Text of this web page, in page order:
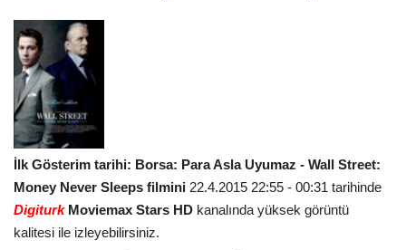
İlk Gösterim tarihi: Borsa: Para Asla Uyumaz - Wall Street:
Money Never Sleeps filmini 22.4.2015 22:55 - 00:31 tarihinde
Digiturk Moviemax Stars HD kanalında yüksek görüntü
kalitesi ile izleyebilirsiniz.